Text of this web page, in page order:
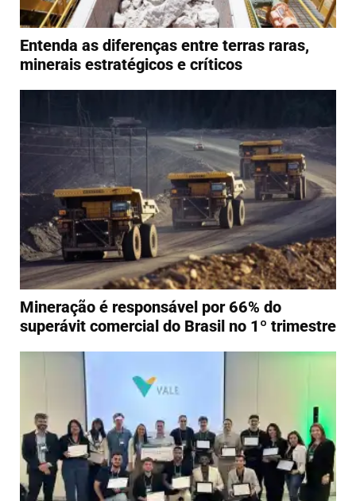
Entenda as diferenças entre terras raras,
minerais estratégicos e críticos
Mineração é responsável por 66% do
superávit comercial do Brasil no 1º trimestre